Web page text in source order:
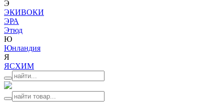
Э
ЭКИВОКИ
ЭРА
Этюд
Ю
Юнландия
Я
ЯСХИМ